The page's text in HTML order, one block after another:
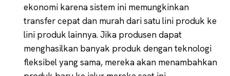
ekonomi karena sistem ini memungkinkan
transfer cepat dan murah dari satu lini produk ke
lini produk lainnya. Jika produsen dapat
menghasilkan banyak produk dengan teknologi
fleksibel yang sama, mereka akan menambahkan